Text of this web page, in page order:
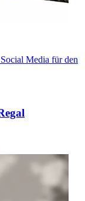
Media für den